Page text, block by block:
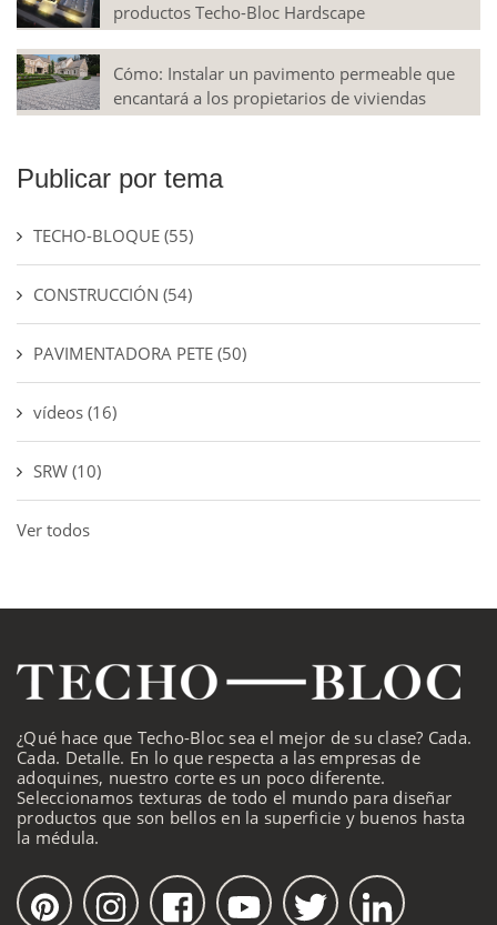
productos Techo-Bloc Hardscape
Cómo: Instalar un pavimento permeable que
encantará a los propietarios de viviendas
Publicar por tema
TECHO-BLOQUE (55)
CONSTRUCCIÓN (54)
PAVIMENTADORA PETE (50)
vídeos (16)
SRW (10)
Ver todos
¿Qué hace que Techo-Bloc sea el mejor de su clase? Cada.
Cada. Detalle. En lo que respecta a las empresas de
adoquines, nuestro corte es un poco diferente.
Seleccionamos texturas de todo el mundo para diseñar
productos que son bellos en la superficie y buenos hasta
la médula.